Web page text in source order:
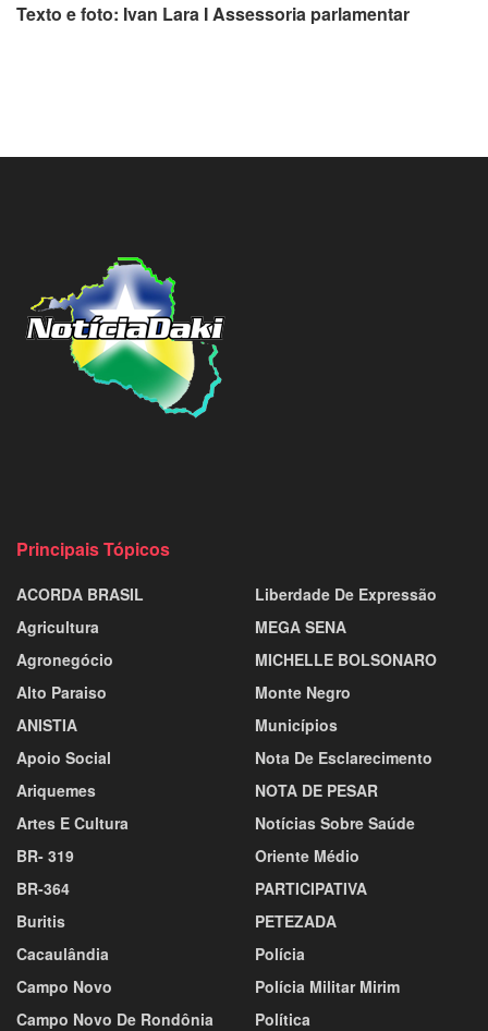
Texto e foto: Ivan Lara I Assessoria parlamentar
Principais Tópicos
ACORDA BRASIL
Agricultura
Agronegócio
Alto Paraiso
ANISTIA
Apoio Social
Ariquemes
Artes E Cultura
BR- 319
BR-364
Buritis
Cacaulândia
Campo Novo
Campo Novo De Rondônia
Liberdade De Expressão
MEGA SENA
MICHELLE BOLSONARO
Monte Negro
Municípios
Nota De Esclarecimento
NOTA DE PESAR
Notícias Sobre Saúde
Oriente Médio
PARTICIPATIVA
PETEZADA
Polícia
Polícia Militar Mirim
Política